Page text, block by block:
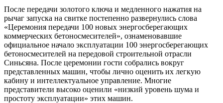
После передачи золотого ключа и медленного нажатия на
рычаг запуска на свитке постепенно развернулись слова
«Церемония передачи 100 новых энергосберегающих
коммерческих бетоносмесителей», ознаменовавшие
официальное начало эксплуатации 100 энергосберегающих
бетоносмесителей на передовой строительной отрасли
Синьсяна. После церемонии гости собрались вокруг
представленных машин, чтобы лично оценить их легкую
кабину и интеллектуальное управление. Многие
представители высоко оценили «низкий уровень шума и
простоту эксплуатации» этих машин.